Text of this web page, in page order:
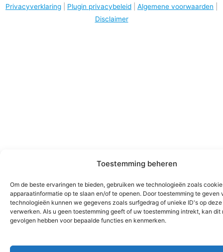
Toestemming beheren
Om de beste ervaringen te bieden, gebruiken we technologieën zoals
apparaatinformatie op te slaan en/of te openen. Door toestemming te geven
technologieën kunnen we gegevens zoals surfgedrag of unieke ID's op
verwerken. Als u geen toestemming geeft of uw toestemming intrekt, kan dit
gevolgen hebben voor bepaalde functies en kenmerken.
Privacyverklaring Plugin privacybeleid Algemene voorwaarden
Disclaimer